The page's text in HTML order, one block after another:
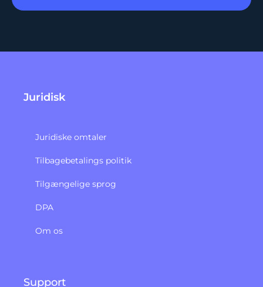
Juridisk
Juridiske omtaler
Tilbagebetalings politik​
Tilgængelige sprog
DPA
Om os
Support